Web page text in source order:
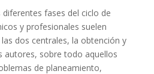
fases del ciclo de
y profesionales suelen
dos centrales, la obtención y
autores, sobre todo aquellos
de planeamiento,